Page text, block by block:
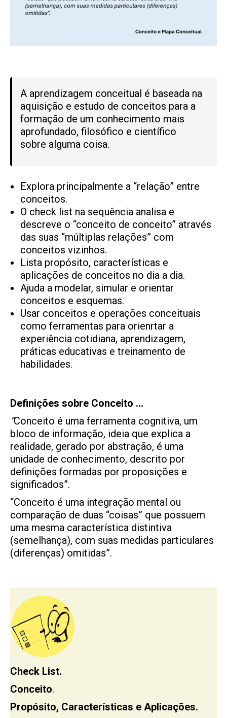
A aprendizagem conceitual é baseada na
aquisição e estudo de conceitos para a
formação de um conhecimento mais
aprofundado, filosófico e científico
sobre alguma coisa.
Explora principalmente a “relação” entre
conceitos.
O check list na sequência analisa e
descreve o “conceito de conceito” através
das suas “múltiplas relações” com
conceitos vizinhos.
Lista propósito, características e
aplicações de conceitos no dia a dia.
Ajuda a modelar, simular e orientar
conceitos e esquemas.
Usar conceitos e operações conceituais
como ferramentas para orienrtar a
experiência cotidiana, aprendizagem,
práticas educativas e treinamento de
habilidades.
Definições sobre Conceito …
“Conceito é uma ferramenta cognitiva, um
bloco de informação, ideia que explica a
realidade, gerado por abstração, é uma
unidade de conhecimento, descrito por
definições formadas por proposições e
significados”.
“Conceito é uma integração mental ou
comparação de duas “coisas” que possuem
uma mesma característica distintiva
(semelhança), com suas medidas particulares
(diferenças) omitidas”.
Check List.
Conceito.
Propósito, Características e Aplicações.